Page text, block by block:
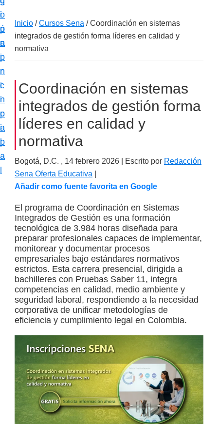
i
ó
n
p
r
i
n
c
i
p
a
o
p
r
i
n
c
i
p
a
l
i
n
a
a
c
i
e
i
a
l
i
z
a
d
a
s
o
b
r
r
o
Inicio / Cursos Sena /Coordinación en sistemas
integrados de gestión forma líderes en calidad y
normativa
Coordinación en sistemas
integrados de gestión forma
líderes en calidad y
normativa
Bogotá, D.C. , 14 febrero 2026 | Escrito por Redacción
Sena Oferta Educativa
Añadir como fuente favorita en Google
El programa de Coordinación en Sistemas
Integrados de Gestión es una formación
tecnológica de 3.984 horas diseñada para
preparar profesionales capaces de implementar,
monitorear y documentar procesos
empresariales bajo estándares normativos
estrictos. Esta carrera presencial, dirigida a
bachilleres con Pruebas Saber 11, integra
competencias en calidad, medio ambiente y
seguridad laboral, respondiendo a la necesidad
corporativa de unificar metodologías de
eficiencia y cumplimiento legal en Colombia.